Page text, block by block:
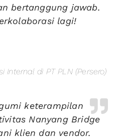
bertanggung jawab.
lagi!
Internal di PT PLN (Persero)
keterampilan
Nanyang Bridge
klien dan vendor.